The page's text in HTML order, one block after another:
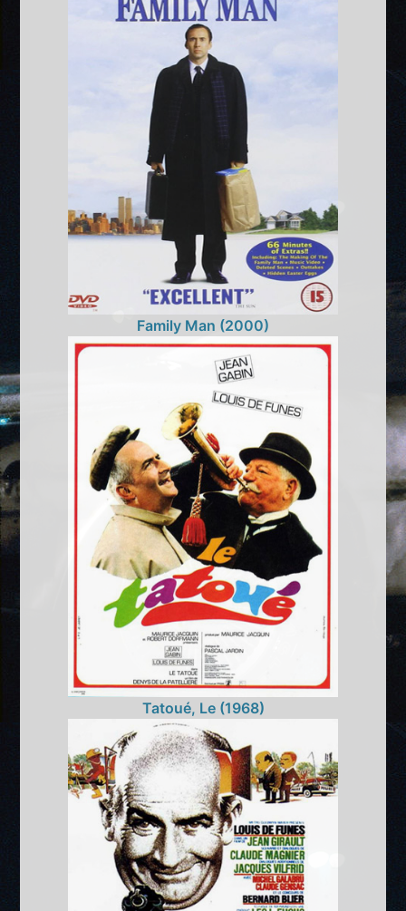
Family Man (2000)
Tatoué, Le (1968)